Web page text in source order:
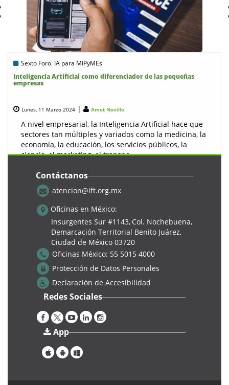
Sexto Foro. IA para MIPyMEs
Inteligencia Artificial como diferenciador de las pequeñas
empresas
Lunes, 11 Marzo 2024 | Amet Novillo
A nivel empresarial, la Inteligencia Artificial hace que
sectores tan múltiples y variados como la medicina, la
economía, la educación, los servicios públicos, la
ciencia, el marketing, el transpo ...
Sexto Foro. IA para MIPyMEs
Retos, oportunidades y acciones para la transformación digital
Contáctanos
atencion@ift.org.mx
Oficinas en México:
Insurgentes Sur #1143, Col. Nochebuena,
Demarcación Territorial Benito Juárez,
Ciudad de México 03720
Oficinas México: 55 5015 4000
Protección de Datos Personales
Declaración de Accesibilidad
Redes Sociales
App